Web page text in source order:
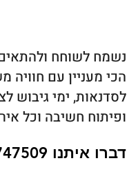
נשמח לשוחח
הכי מעניין עם חוויה
לסדנאות, ימי גיבוש
ופיתוח חשיבה וכל
דברו איתנו 054-6747509